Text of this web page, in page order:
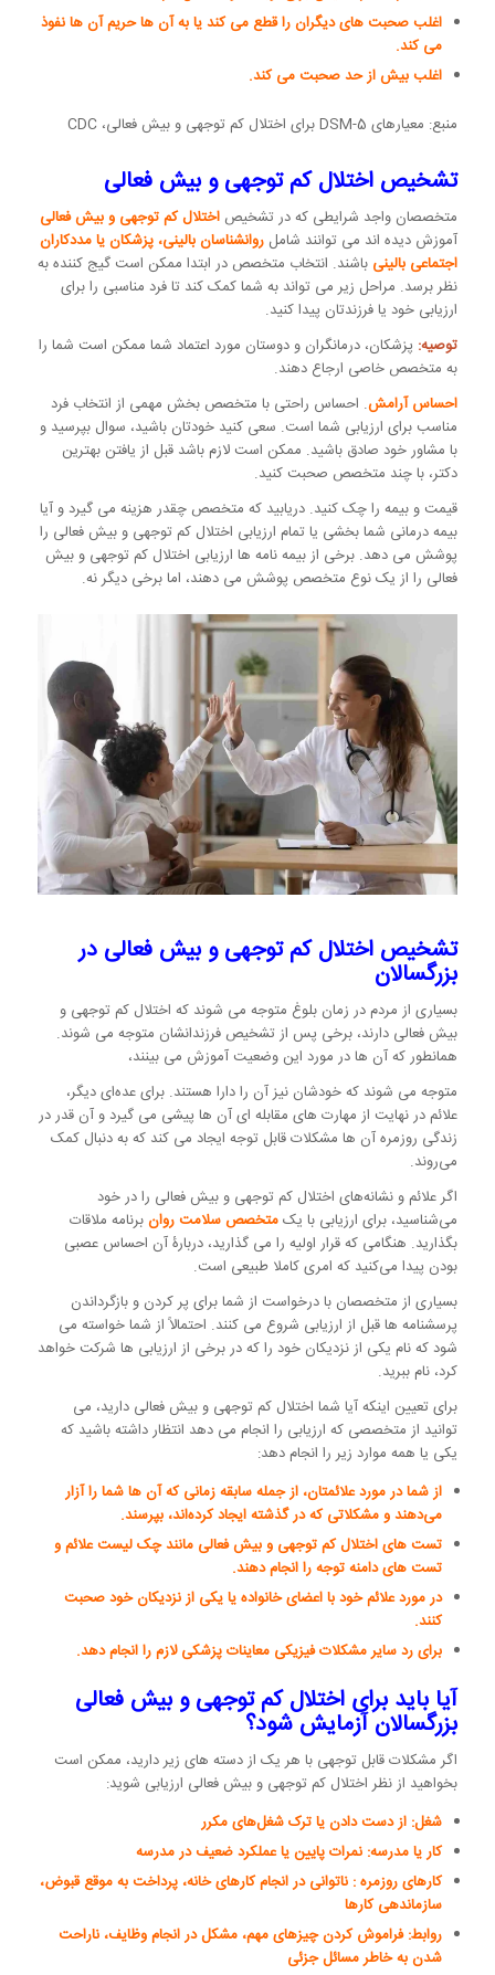
اغلب صحبت های دیگران را قطع می کند یا به آن ها حریم آن ها نفوذ
می کند.
اغلب بیش از حد صحبت می کند.
منبع: معیارهای DSM-5 برای اختلال کم توجهی و بیش فعالی، CDC
تشخیص اختلال کم توجهی و بیش فعالی
متخصصان واجد شرایطی که در تشخیص اختلال کم توجهی و بیش فعالی
آموزش دیده اند می توانند شامل روانشناسان بالینی، پزشکان یا مددکاران
اجتماعی بالینی باشند. انتخاب متخصص در ابتدا ممکن است گیج کننده به
نظر برسد. مراحل زیر می تواند به شما کمک کند تا فرد مناسبی را برای
ارزیابی خود یا فرزندتان پیدا کنید.
توصیه: پزشکان، درمانگران و دوستان مورد اعتماد شما ممکن است شما را
به متخصص خاصی ارجاع دهند.
احساس آرامش. احساس راحتی با متخصص بخش مهمی از انتخاب فرد
مناسب برای ارزیابی شما است. سعی کنید خودتان باشید، سوال بپرسید و
با مشاور خود صادق باشید. ممکن است لازم باشد قبل از یافتن بهترین
دکتر، با چند متخصص صحبت کنید.
قیمت و بیمه را چک کنید. دریابید که متخصص چقدر هزینه می گیرد و آیا
بیمه درمانی شما بخشی یا تمام ارزیابی اختلال کم توجهی و بیش فعالی را
پوشش می دهد. برخی از بیمه نامه ها ارزیابی اختلال کم توجهی و بیش
فعالی را از یک نوع متخصص پوشش می دهند، اما برخی دیگر نه.
تشخیص اختلال کم توجهی و بیش فعالی در
بزرگسالان
بسیاری از مردم در زمان بلوغ متوجه می شوند که اختلال کم توجهی و
بیش فعالی دارند، برخی پس از تشخیص فرزندانشان متوجه می شوند.
همانطور که آن ها در مورد این وضعیت آموزش می بینند،
متوجه می شوند که خودشان نیز آن را دارا هستند. برای عده‌ای دیگر،
علائم در نهایت از مهارت های مقابله ای آن ها پیشی می گیرد و آن قدر در
زندگی روزمره آن ها مشکلات قابل توجه ایجاد می کند که به دنبال کمک
می‌روند.
اگر علائم و نشانه‌های اختلال کم توجهی و بیش فعالی را در خود
می‌شناسید، برای ارزیابی با یکمتخصص سلامت روانبرنامه ملاقات
بگذارید. هنگامی که قرار اولیه را می گذارید، دربارۀ آن احساس عصبی
بودن پیدا می‌کنید که امری کاملا طبیعی است.
بسیاری از متخصصان با درخواست از شما برای پر کردن و بازگرداندن
پرسشنامه ها قبل از ارزیابی شروع می کنند. احتمالاً از شما خواسته می
شود که نام یکی از نزدیکان خود را که در برخی از ارزیابی ها شرکت خواهد
کرد، نام ببرید.
برای تعیین اینکه آیا شما اختلال کم توجهی و بیش فعالی دارید، می
توانید از متخصصی که ارزیابی را انجام می دهد انتظار داشته باشید که
یکی یا همه موارد زیر را انجام دهد:
از شما در مورد علائمتان، از جمله سابقه زمانی که آن ها شما را آزار
می‌دهند و مشکلاتی که در گذشته ایجاد کرده‌اند، بپرسند.
تست های اختلال کم توجهی و بیش فعالی مانند چک لیست علائم و
تست های دامنه توجه را انجام دهند.
در مورد علائم خود با اعضای خانواده یا یکی از نزدیکان خود صحبت
کنند.
برای رد سایر مشکلات فیزیکی معاینات پزشکی لازم را انجام دهد.
آیا باید برای اختلال کم توجهی و بیش فعالی
بزرگسالان آزمایش شود؟
اگر مشکلات قابل توجهی با هر یک از دسته های زیر دارید، ممکن است
بخواهید از نظر اختلال کم توجهی و بیش فعالی ارزیابی شوید:
شغل: از دست دادن یا ترک شغل‌های مکرر
کار یا مدرسه: نمرات پایین یا عملکرد ضعیف در مدرسه
کارهای روزمره : ناتوانی در انجام کارهای خانه، پرداخت به موقع قبوض،
سازماندهی کارها
روابط: فراموش کردن چیزهای مهم، مشکل در انجام وظایف، ناراحت
شدن به خاطر مسائل جزئی